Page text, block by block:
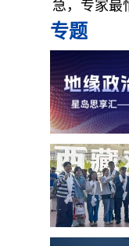
急，专家最
专题